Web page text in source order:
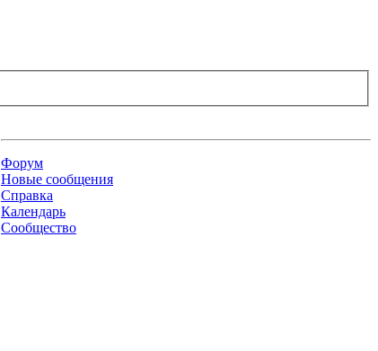
Форум
Новые сообщения
Справка
Календарь
Сообщество